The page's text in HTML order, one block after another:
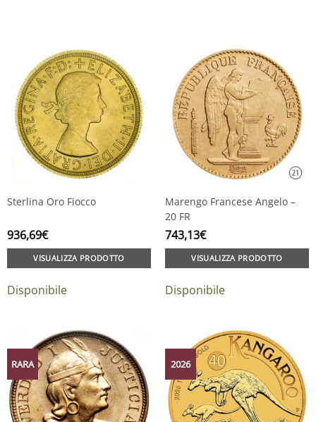
Sterlina Oro Fiocco
936,69€
VISUALIZZA PRODOTTO
Disponibile
Marengo Francese Angelo –
20 FR
743,13€
VISUALIZZA PRODOTTO
Disponibile
RARA 2026